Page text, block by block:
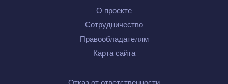
О проекте
Сотрудничество
Правообладателям
Карта сайта